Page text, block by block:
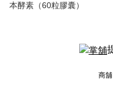
本酵素（60粒膠囊）
商舖